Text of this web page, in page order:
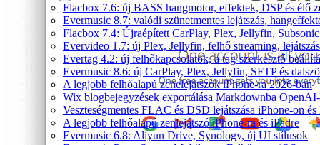
Flacbox 7.6: új BASS hangmotor, effektek, DSP és élő
Evermusic 8.7: valódi szünetmentes lejátszás,
Flacbox 7.4: Újraépített CarPlay, Plex, Jellyfin,
Evervideo 1.7: új Plex, Jellyfin, felhő streaming,
Evertag 4.2: új felhőkapcsolatok, a tag-szerkesztő
Evermusic 8.6: új CarPlay, Plex, Jellyfin, SFTP és
A legjobb felhőalapú zenelejátszók iPhone-ra 2026-ban
Wix blogbejegyzések exportálása Markdownba
Veszteségmentes FLAC és DSD lejátszása iPhone-on
A legjobb felhőalapú zenlejátszó iPhone-ra és iPadre
Evermusic 6.8: Aliyun Drive, Synology, új UI stílusok